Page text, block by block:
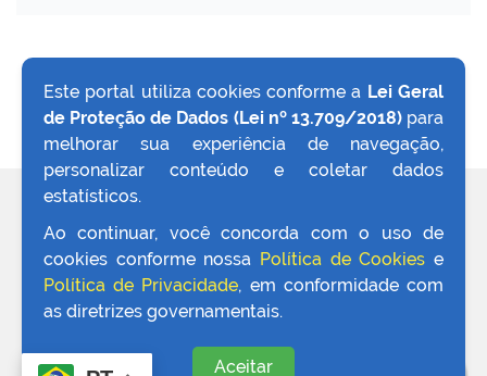
VOLTAR AO TOPO
Este portal utiliza cookies conforme a Lei Geral
de Proteção de Dados (Lei nº 13.709/2018)para
melhorar sua experiência de navegação,
personalizar conteúdo e coletar dados
estatísticos.
Ao continuar, você concorda com o uso de
cookies conforme nossa Política de Cookies e
Política de Privacidade, em conformidade com
as diretrizes governamentais.
Aceitar